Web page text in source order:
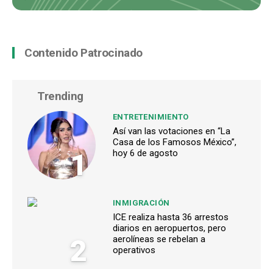
Contenido Patrocinado
Trending
1
ENTRETENIMIENTO
Así van las votaciones en “La
Casa de los Famosos México”,
hoy 6 de agosto
2
INMIGRACIÓN
ICE realiza hasta 36 arrestos
diarios en aeropuertos, pero
aerolíneas se rebelan a
operativos